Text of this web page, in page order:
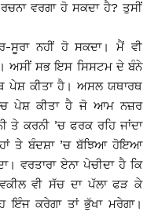
ਵਰਗਾ ਹੋ ਸਕਦਾ ਹੈ? ਤੁਸੀਂ
ਸੂਰਾ ਨਹੀਂ ਹੋ ਸਕਦਾ। ਮੈਂ ਵੀ
ਅਸੀਂ ਸਭ ਇਸ ਸਿਸਟਮ ਦੇ ਬੰਨੇ
ਪੇਸ਼ ਕੀਤਾ ਹੈ। ਅਸਲ ਯਥਾਰਥ
ਪੇਸ਼ ਕੀਤਾ ਹੈ ਜੋ ਆਮ ਨਜ਼ਰ
ਕਰਨੀ ’ਚ ਫਰਕ ਰਹਿ ਜਾਂਦਾ
ਤੇ ਬੰਦਸ਼ਾ ’ਚ ਬੱਝਿਆ ਹੋਇਆ
ਵਰਤਾਰਾ ਏਨਾ ਪੇਚੀਦਾ ਹੈ ਕਿ
ਵੀ ਸੱਚ ਦਾ ਪੱਲਾ ਫੜ ਕੇ
ਕਰੇਗਾ ਤਾਂ ਭੁੱਖਾ ਮਰੇਗਾ।